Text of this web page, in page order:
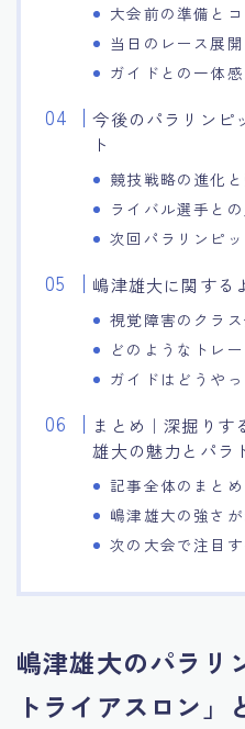
大会前の準備と
当日のレース展
ガイドとの一体
今後のパラリンピ
ト
競技戦略の進化
ライバル選手と
次回パラリンピ
嶋津雄大に関する
視覚障害のクラ
どのようなトレ
ガイドはどうや
まとめ｜深掘りす
雄大の魅力とパラ
記事全体のまとめ
嶋津雄大の強さ
次の大会で注目
嶋津雄大のパラリ
トライアスロン」